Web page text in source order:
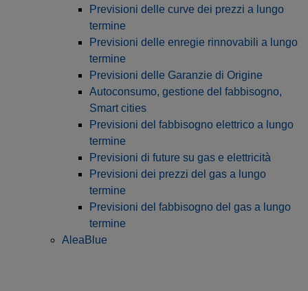
Previsioni delle curve dei prezzi a lungo
termine
Previsioni delle enregie rinnovabili a lungo
termine
Previsioni delle Garanzie di Origine
Autoconsumo, gestione del fabbisogno,
Smart cities
Previsioni del fabbisogno elettrico a lungo
termine
Previsioni di future su gas e elettricità
Previsioni dei prezzi del gas a lungo
termine
Previsioni del fabbisogno del gas a lungo
termine
AleaBlue